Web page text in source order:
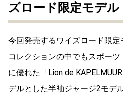
ズロード限定モデル
今回発売するワイズロード限定
コレクションの中でもスポー
に優れた「Lion de
デルとした半袖ジャージ2モデ